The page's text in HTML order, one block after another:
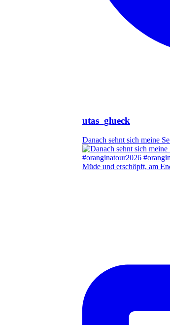
utas_glueck
Danach sehnt sich meine
Müde und erschöpft, am